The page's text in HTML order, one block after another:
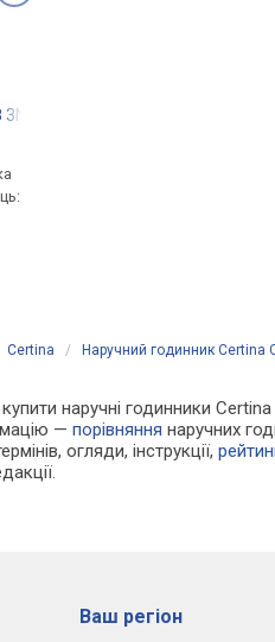
BUI
Certina / Наручний годинник Certina
наручні годинники Certina
—порівняння наручних
огляди, інструкції,
Ваш регіон